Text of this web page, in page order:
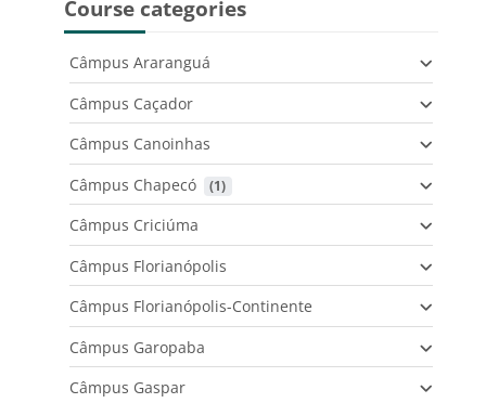
Course categories
Câmpus Araranguá
Câmpus Caçador
Câmpus Canoinhas
Câmpus Chapecó
(1)
Câmpus Criciúma
Câmpus Florianópolis
Câmpus Florianópolis-Continente
Câmpus Garopaba
Câmpus Gaspar